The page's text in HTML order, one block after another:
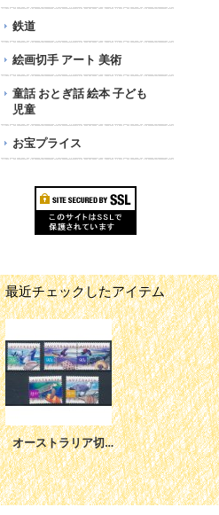
鉄道
絵画切手 アート 美術
童話 おとぎ話 絵本 子ども
児童
お宝プライス
最近チェックしたアイテム
オーストラリア切手 1999年 鳥 シロハラウミワシ 動植物 沿岸環境 5種